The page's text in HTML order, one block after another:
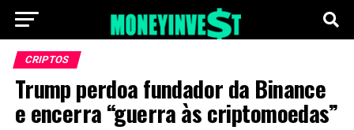
CRIPTOS
Trump perdoa fundador da Binance
e encerra “guerra às criptomoedas”